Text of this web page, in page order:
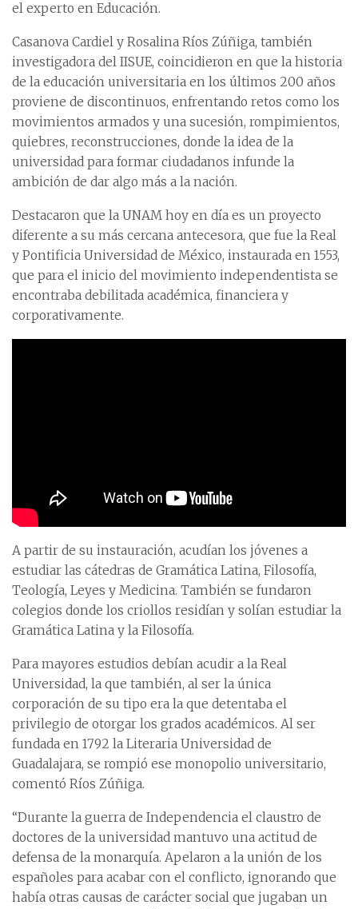
el experto en Educación.
Casanova Cardiel y Rosalina Ríos Zúñiga, también
investigadora del IISUE, coincidieron en que la historia
de la educación universitaria en los últimos 200 años
proviene de discontinuos, enfrentando retos como los
movimientos armados y una sucesión, rompimientos,
quiebres, reconstrucciones, donde la idea de la
universidad para formar ciudadanos infunde la
ambición de dar algo más a la nación.
Destacaron que la UNAM hoy en día es un proyecto
diferente a su más cercana antecesora, que fue la Real
y Pontificia Universidad de México, instaurada en 1553,
que para el inicio del movimiento independentista se
encontraba debilitada académica, financiera y
corporativamente.
A partir de su instauración, acudían los jóvenes a
estudiar las cátedras de Gramática Latina, Filosofía,
Teología, Leyes y Medicina. También se fundaron
colegios donde los criollos residían y solían estudiar la
Gramática Latina y la Filosofía.
Para mayores estudios debían acudir a la Real
Universidad, la que también, al ser la única
corporación de su tipo era la que detentaba el
privilegio de otorgar los grados académicos. Al ser
fundada en 1792 la Literaria Universidad de
Guadalajara, se rompió ese monopolio universitario,
comentó Ríos Zúñiga.
“Durante la guerra de Independencia el claustro de
doctores de la universidad mantuvo una actitud de
defensa de la monarquía. Apelaron a la unión de los
españoles para acabar con el conflicto, ignorando que
había otras causas de carácter social que jugaban un